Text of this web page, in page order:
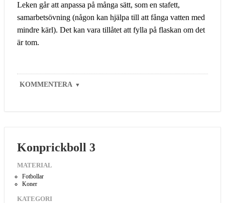
Leken går att anpassa på många sätt, som en stafett,
samarbetsövning (någon kan hjälpa till att fånga vatten med
mindre kärl). Det kan vara tillåtet att fylla på flaskan om det
är tom.
KOMMENTERA ▼
Konprickboll 3
MATERIAL
Fotbollar
Koner
KATEGORI